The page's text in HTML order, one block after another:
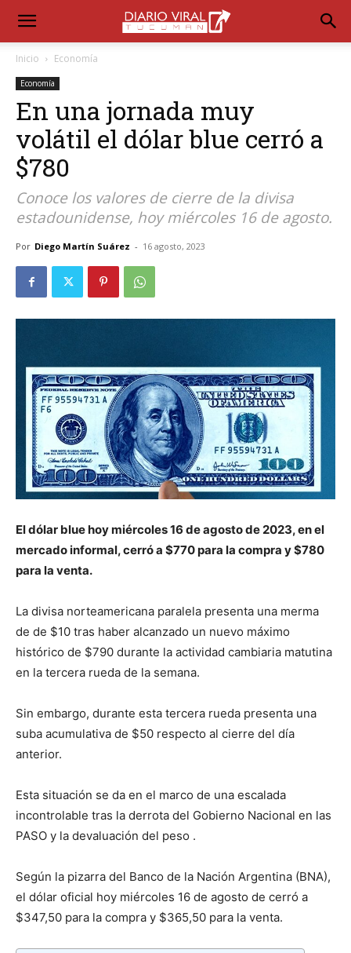
Inicio Economía
Economía
En una jornada muy
volátil el dólar blue cerró a
$780
Conoce los valores de cierre de la divisa
estadounidense, hoy miércoles 16 de agosto.
Por Diego Martín Suárez - 16 agosto, 2023
El dólar blue hoy miércoles 16 de agosto de 2023, en el
mercado informal, cerró a $770 para la compra y $780
para la venta.
La divisa norteamericana paralela presenta una merma
de de $10 tras haber alcanzado un nuevo máximo
histórico de $790 durante la actividad cambiaria matutina
en la tercera rueda de la semana.
Sin embargo, durante esta tercera rueda presenta una
suba acumulativa de $50 respecto al cierre del día
anterior.
Esta situación se da en el marco de una escalada
incontrolable tras la derrota del Gobierno Nacional en las
PASO y la devaluación del peso .
Según la pizarra del Banco de la Nación Argentina (BNA),
el dólar oficial hoy miércoles 16 de agosto de cerró a
$347,50 para la compra y $365,50 para la venta.